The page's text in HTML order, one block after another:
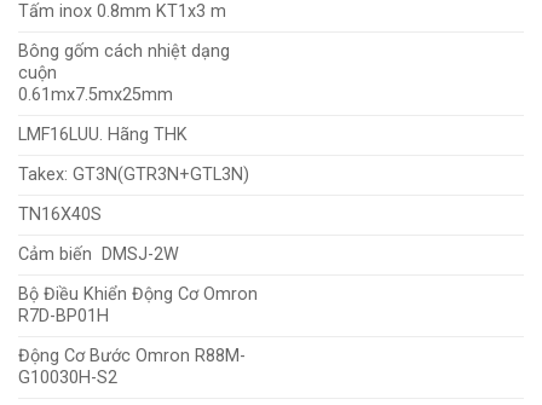
Tấm inox 0.8mm KT1x3 m
Bông gốm cách nhiệt dạng
cuộn
0.61mx7.5mx25mm
LMF16LUU. Hãng THK
Takex: GT3N(GTR3N+GTL3N)
TN16X40S
Cảm biến DMSJ-2W
Bộ Điều Khiển Động Cơ Omron
R7D-BP01H
Động Cơ Bước Omron R88M-
G10030H-S2